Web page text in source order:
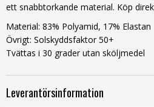
ett snabbtorkande material. Köp
Material: 83% Polyamid, 17% Elastan
Övrigt: Solskyddsfaktor 50+
Tvättas i 30 grader utan sköljmedel
Leverantörsinformation